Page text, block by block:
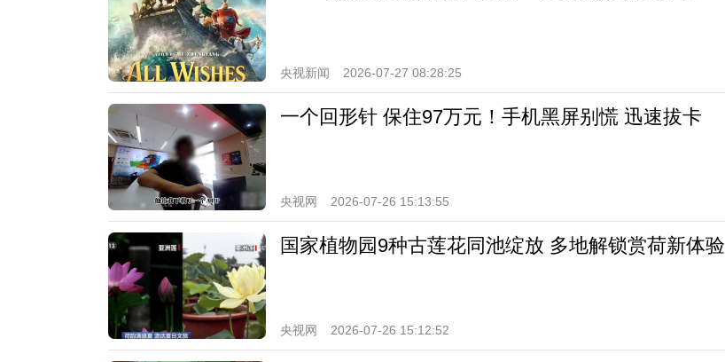
央视新闻 2026-07-27 08:28:25
一个回形针 保住97万元！手机黑屏别慌 迅速拔卡
央视网 2026-07-26 15:13:55
国家植物园9种古莲花同池绽放 多地解锁赏荷新体验
央视网 2026-07-26 15:12:52